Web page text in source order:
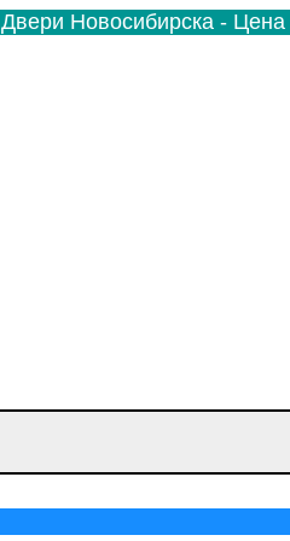
Двери Новосибирска -